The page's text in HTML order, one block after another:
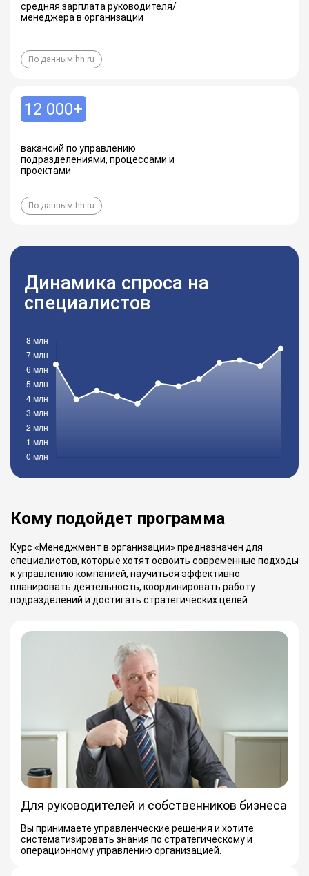
средняя зарплата руководителя/
менеджера в организации
По данным hh.ru
12 000+
вакансий по управлению
подразделениями, процессами и
проектами
По данным hh.ru
Динамика спроса на
специалистов
Кому подойдет программа
Курс «Менеджмент в организации» предназначен для
специалистов, которые хотят освоить современные подходы
к управлению компанией, научиться эффективно
планировать деятельность, координировать работу
подразделений и достигать стратегических целей.
Для руководителей и собственников бизнеса
Вы принимаете управленческие решения и хотите
систематизировать знания по стратегическому и
операционному управлению организацией.